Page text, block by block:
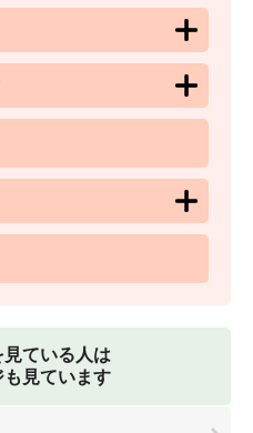
ている人は
も見ています